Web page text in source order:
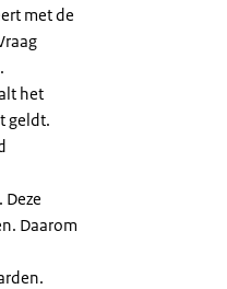
met de
het
geldt.
Daarom